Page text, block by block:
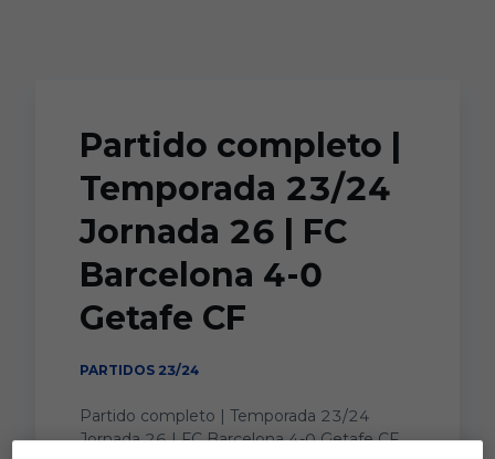
Partido completo |
Temporada 23/24
Jornada 26 | FC
Barcelona 4-0
Getafe CF
PARTIDOS 23/24
Partido completo | Temporada 23/24
Jornada 26 | FC Barcelona 4-0 Getafe CF